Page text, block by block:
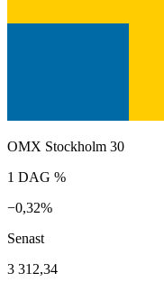
OMX Stockholm 30
1 DAG %
−0,32%
Senast
3 312,34